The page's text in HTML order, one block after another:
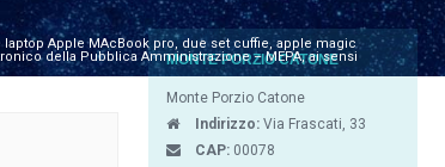
Apple MAcBook pro, due set cuffie, apple magic
della Pubblica Amministrazione – MEPA, ai sensi
MONTE PORZIO CATONE
Monte Porzio Catone
Indirizzo: Via Frascati, 33
CAP: 00078